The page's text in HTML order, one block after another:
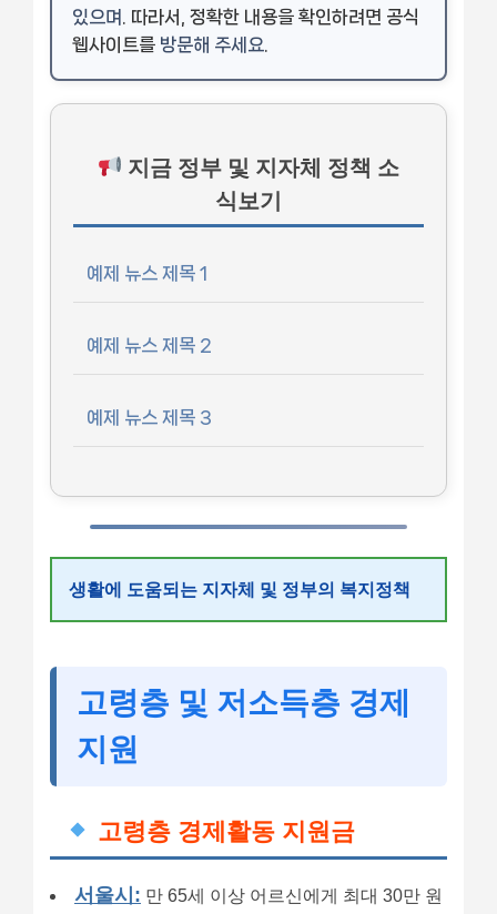
있으며
. 따라서, 정확한 내용을 확인하려면 공식
웹사이트를 방문해 주세요
지금 정부 및 지자체 정책 소
식보기
예제 뉴스 제목 1
예제 뉴스 제목 2
예제 뉴스 제목 3
생활에 도움되는 지자체 및 정부의 복지정책
고령층 및 저소득층 경제
지원
고령층 경제활동 지원금
서울시: 만 65세 이상 어르신에게 최대 30만 원